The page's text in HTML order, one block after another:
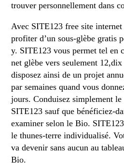
trouver personnellement dans
Avec SITE123 free site
profiter d’un sous-glèbe gratis
y. SITE123 vous permet tel en
net glèbe vers seulement
disposez ainsi de un projet
par semaines quand vous
jours. Conduisez simplement
SITE123 sauf que bénéficiez-
examiner selon le Bio.
le thunes-terre individualisé.
va devenir sans aucun au
Bio.